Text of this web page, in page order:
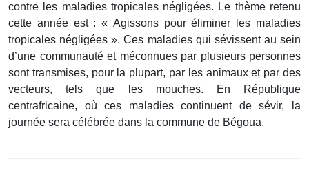
contre les maladies tropicales négligées. Le thème retenu
cette année est : « Agissons pour éliminer les maladies
tropicales négligées ». Ces maladies qui sévissent au sein
d’une communauté et méconnues par plusieurs personnes
sont transmises, pour la plupart, par les animaux et par des
vecteurs, tels que les mouches. En République
centrafricaine, où ces maladies continuent de sévir, la
journée sera célébrée dans la commune de Bégoua.